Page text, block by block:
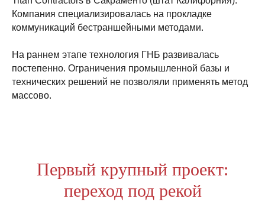
Компания специализировалась на прокладке
коммуникаций бестраншейными методами.
На раннем этапе технология ГНБ развивалась
постепенно. Ограничения промышленной базы и
технических решений не позволяли применять метод
массово.
Первый крупный проект:
переход под рекой